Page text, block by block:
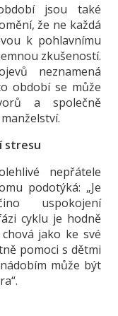
jsou také
že ne každá
k pohlavnímu
zkušeností.
neznamená
období se může
a společně
stresu
nepřátele
podotýká: „Je
uspokojení
cyklu je hodně
jako ke své
pomoci s dětmi
může být